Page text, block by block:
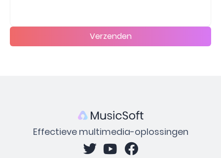
Verzenden
Effectieve multimedia-oplossingen